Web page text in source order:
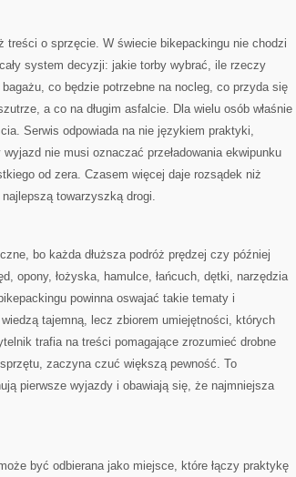
treści o sprzęcie. W świecie bikepackingu nie chodzi
system decyzji: jakie torby wybrać, ile rzeczy
co będzie potrzebne na nocleg, co przyda się
a co na długim asfalcie. Dla wielu osób właśnie
Serwis odpowiada na nie językiem praktyki,
nie musi oznaczać przeładowania ekwipunku
od zera. Czasem więcej daje rozsądek niż
towarzyszką drogi.
bo każda dłuższa podróż prędzej czy później
opony, łożyska, hamulce, łańcuch, dętki, narzędzia
powinna oswajać takie tematy i
tajemną, lecz zbiorem umiejętności, których
trafia na treści pomagające zrozumieć drobne
zaczyna czuć większą pewność. To
pierwsze wyjazdy i obawiają się, że najmniejsza
być odbierana jako miejsce, które łączy praktykę